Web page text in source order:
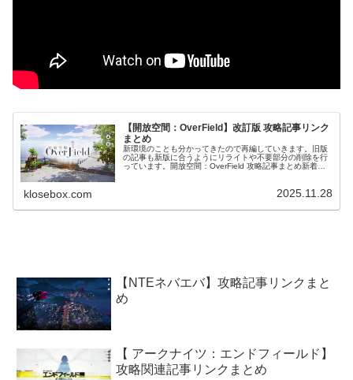
【開放空間：OverField】改訂版 攻略記事リンク
まとめ
新環境のことも分かってきたので再編していきます。旧版
の記事も新版に合うようにリライトや不要部分の削除を行
っています。開放空間：OverField 攻略記事まとめ新着記
klosebox.com 2025.11.28
【NTEネバエバ】攻略記事リンクまと
め
【 アークナイツ：エンドフィールド】
攻略関連記事リンクまとめ